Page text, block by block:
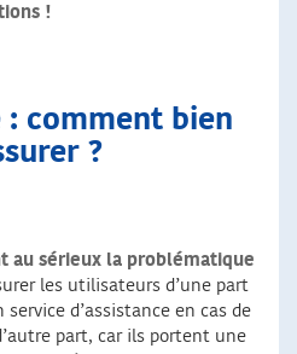
!
comment bien
?
au sérieux la problématique
les utilisateurs d’une part
d’assistance en cas de
part, car ils portent une